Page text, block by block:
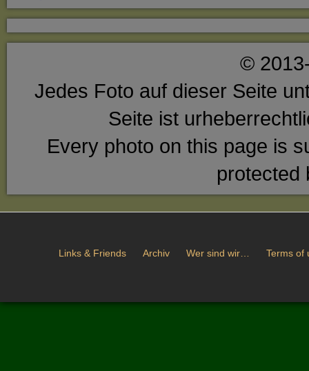
©
Jedes Foto auf dieser Seite
Seite ist
Every photo on this page is
protected
Links & Friends Archiv Wer sind wir… Terms of